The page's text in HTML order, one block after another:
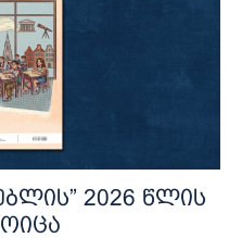
2026 წლის